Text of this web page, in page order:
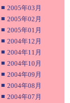
■ 2005年03月
■ 2005年02月
■ 2005年01月
■ 2004年12月
■ 2004年11月
■ 2004年10月
■ 2004年09月
■ 2004年08月
■ 2004年07月